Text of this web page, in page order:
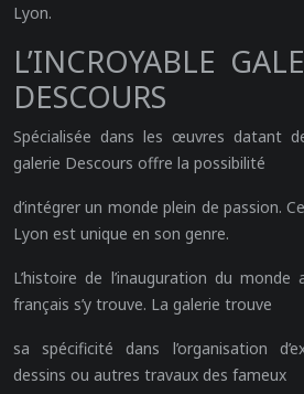
Lyon.
L’INCROYABLE
DESCOURS
Spécialisée dans les œuvres datant
galerie Descours offre la possibilité
d’intégrer un monde plein de passion.
Lyon est unique en son genre.
L’histoire de l’inauguration du
français s’y trouve. La galerie trouve
sa spécificité dans l’organisation
dessins ou autres travaux des fameux